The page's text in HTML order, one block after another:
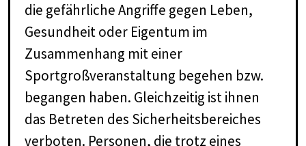
die gefährliche Angriffe gegen Leben,
Gesundheit oder Eigentum im
Zusammenhang mit einer
Sportgroßveranstaltung begehen bzw.
begangen haben. Gleichzeitig ist ihnen
das Betreten des Sicherheitsbereiches
verboten. Personen, die trotz eines